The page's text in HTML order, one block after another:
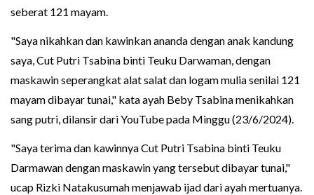
seberat 121 mayam.
"Saya nikahkan dan kawinkan ananda dengan anak kandung
saya, Cut Putri Tsabina binti Teuku Darwaman, dengan
maskawin seperangkat alat salat dan logam mulia senilai 121
mayam dibayar tunai," kata ayah Beby Tsabina menikahkan
sang putri, dilansir dari YouTube pada Minggu (23/6/2024).
"Saya terima dan kawinnya Cut Putri Tsabina binti Teuku
Darmawan dengan maskawin yang tersebut dibayar tunai,"
ucap Rizki Natakusumah menjawab ijad dari ayah mertuanya.